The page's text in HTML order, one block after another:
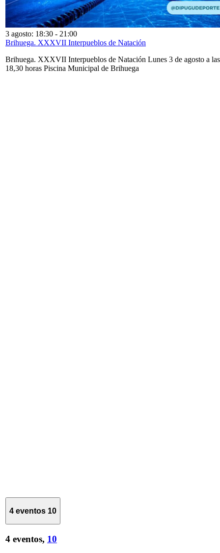
3 agosto: 18:30 - 21:00
Brihuega. XXXVII Interpueblos de Natación
Brihuega. XXXVII Interpueblos de Natación Lunes 3 de agosto a las
18,30 horas Piscina Municipal de Brihuega
4 eventos 10
4 eventos, 10